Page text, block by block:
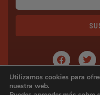
Copyright ©
Utilizamos cookies para
nuestra web.